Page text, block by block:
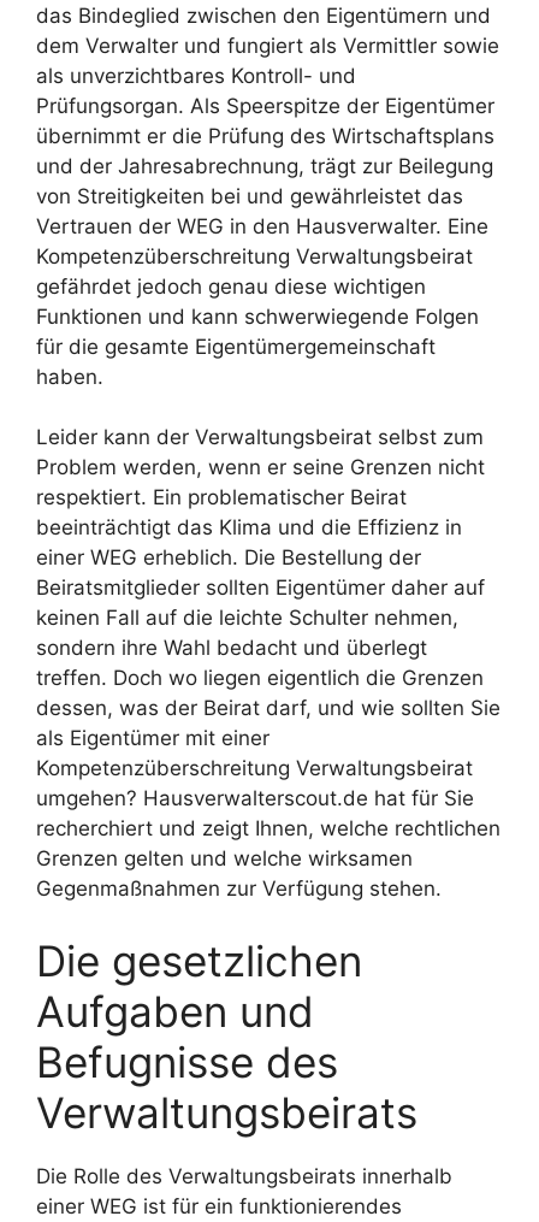
das Bindeglied zwischen den Eigentümern und
dem Verwalter und fungiert als Vermittler sowie
als unverzichtbares Kontroll- und
Prüfungsorgan. Als Speerspitze der Eigentümer
übernimmt er die Prüfung des Wirtschaftsplans
und der Jahresabrechnung, trägt zur Beilegung
von Streitigkeiten bei und gewährleistet das
Vertrauen der WEG in den Hausverwalter. Eine
Kompetenzüberschreitung Verwaltungsbeirat
gefährdet jedoch genau diese wichtigen
Funktionen und kann schwerwiegende Folgen
für die gesamte Eigentümergemeinschaft
haben.
Leider kann der Verwaltungsbeirat selbst zum
Problem werden, wenn er seine Grenzen nicht
respektiert. Ein problematischer Beirat
beeinträchtigt das Klima und die Effizienz in
einer WEG erheblich. Die Bestellung der
Beiratsmitglieder sollten Eigentümer daher auf
keinen Fall auf die leichte Schulter nehmen,
sondern ihre Wahl bedacht und überlegt
treffen. Doch wo liegen eigentlich die Grenzen
dessen, was der Beirat darf, und wie sollten Sie
als Eigentümer mit einer
Kompetenzüberschreitung Verwaltungsbeirat
umgehen? Hausverwalterscout.de hat für Sie
recherchiert und zeigt Ihnen, welche rechtlichen
Grenzen gelten und welche wirksamen
Gegenmaßnahmen zur Verfügung stehen.
Die gesetzlichen
Aufgaben und
Befugnisse des
Verwaltungsbeirats
Die Rolle des Verwaltungsbeirats innerhalb
einer WEG ist für ein funktionierendes